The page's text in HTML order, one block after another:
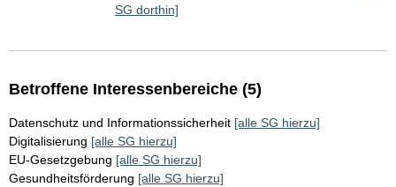
SG dorthin]
Betroffene Interessenbereiche (5)
Datenschutz und Informationssicherheit [alle SG hierzu]
Digitalisierung [alle SG hierzu]
EU-Gesetzgebung [alle SG hierzu]
Gesundheitsförderung [alle SG hierzu]